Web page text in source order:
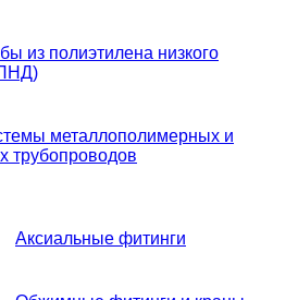
из полиэтилена низкого
металлополимерных и
трубопроводов
Аксиальные фитинги